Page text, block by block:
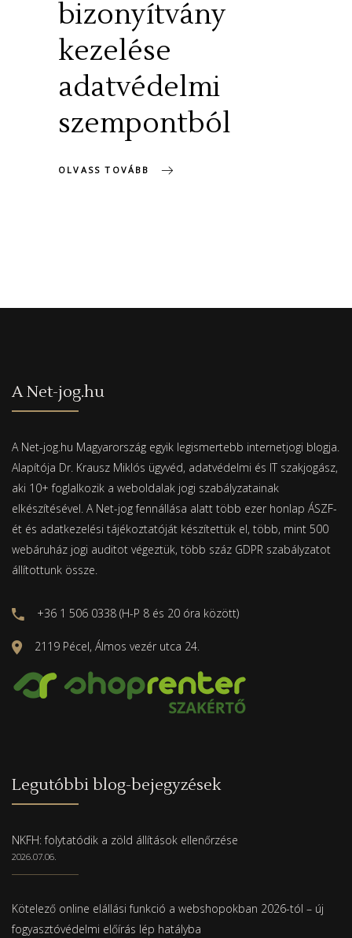
bizonyítvány
kezelése
adatvédelmi
szempontból
OLVASS TOVÁBB
A Net-jog.hu
A Net-jog.hu Magyarország egyik legismertebb internetjogi blogja.
Alapítója Dr. Krausz Miklós ügyvéd, adatvédelmi és IT szakjogász,
aki 10+ foglalkozik a weboldalak jogi szabályzatainak
elkészítésével. A Net-jog fennállása alatt több ezer honlap ÁSZF-
ét és adatkezelési tájékoztatóját készítettük el, több, mint 500
webáruház jogi auditot végeztük, több száz GDPR szabályzatot
állítottunk össze.
+36 1 506 0338 (H-P 8 és 20 óra között)
2119 Pécel, Álmos vezér utca 24.
Legutóbbi blog-bejegyzések
NKFH: folytatódik a zöld állítások ellenőrzése
2026.07.06.
Kötelező online elállási funkció a webshopokban 2026-tól – új
fogyasztóvédelmi előírás lép hatályba